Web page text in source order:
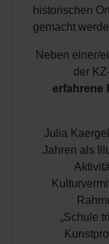
historischen
gemacht
Neben einer/
der
erfahrene
Julia
Jahren als
„Schule